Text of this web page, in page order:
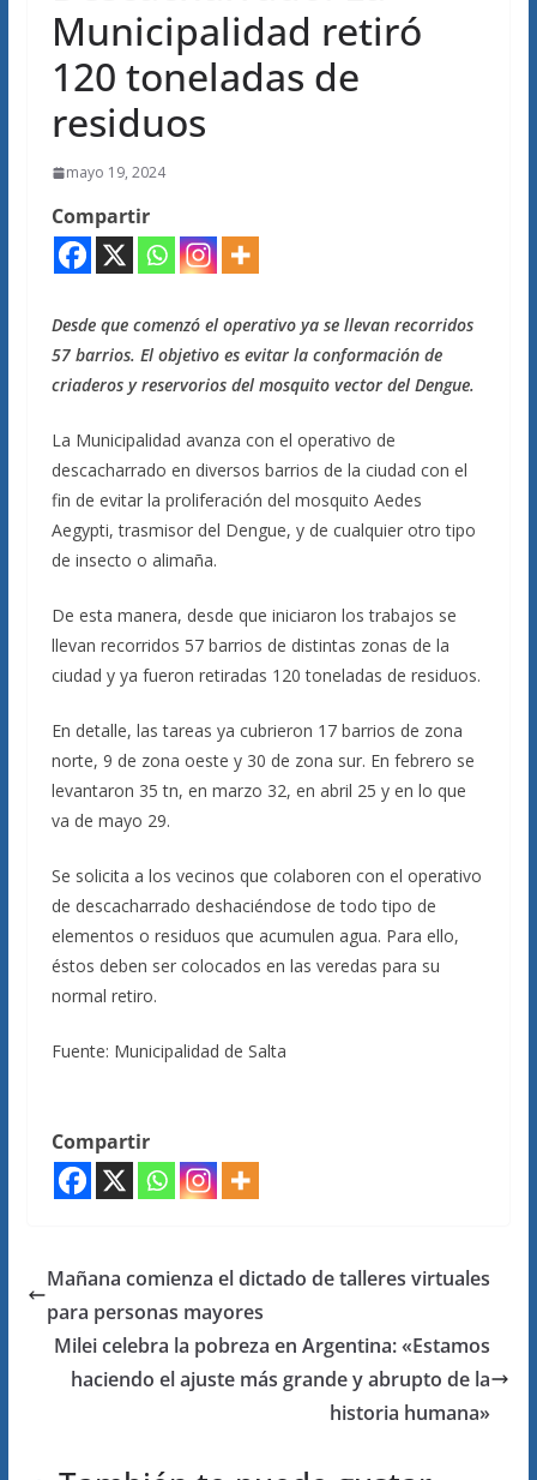
Municipalidad retiró
120 toneladas de
residuos
mayo 19, 2024
Compartir
Desde que comenzó el operativo ya se llevan recorridos
57 barrios. El objetivo es evitar la conformación de
criaderos y reservorios del mosquito vector del Dengue.
La Municipalidad avanza con el operativo de
descacharrado en diversos barrios de la ciudad con el
fin de evitar la proliferación del mosquito Aedes
Aegypti, trasmisor del Dengue, y de cualquier otro tipo
de insecto o alimaña.
De esta manera, desde que iniciaron los trabajos se
llevan recorridos 57 barrios de distintas zonas de la
ciudad y ya fueron retiradas 120 toneladas de residuos.
En detalle, las tareas ya cubrieron 17 barrios de zona
norte, 9 de zona oeste y 30 de zona sur. En febrero se
levantaron 35 tn, en marzo 32, en abril 25 y en lo que
va de mayo 29.
Se solicita a los vecinos que colaboren con el operativo
de descacharrado deshaciéndose de todo tipo de
elementos o residuos que acumulen agua. Para ello,
éstos deben ser colocados en las veredas para su
normal retiro.
Fuente: Municipalidad de Salta
Compartir
Mañana comienza el dictado de talleres virtuales
para personas mayores
Milei celebra la pobreza en Argentina: «Estamos
haciendo el ajuste más grande y abrupto de la
historia humana»